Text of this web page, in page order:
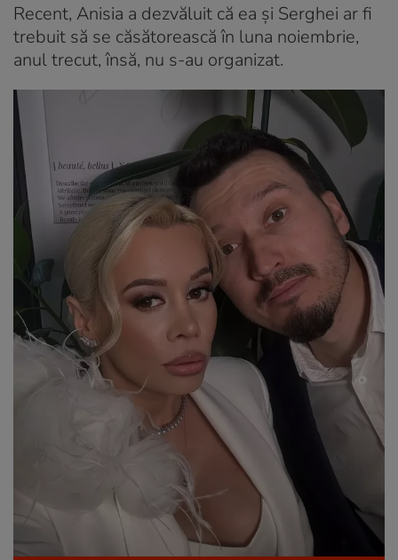
Recent, Anisia a dezvăluit că ea și Serghei ar fi
trebuit să se căsătorească în luna noiembrie,
anul trecut, însă, nu s-au organizat.